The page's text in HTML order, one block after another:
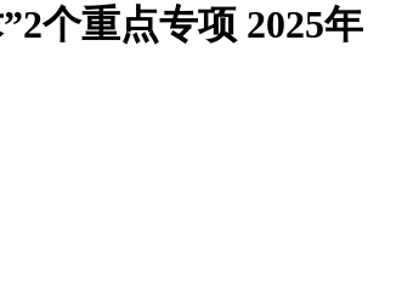
个重点专项 2025年